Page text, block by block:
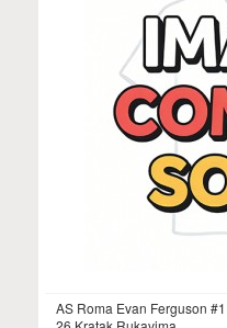
AS Roma Evan Ferguson